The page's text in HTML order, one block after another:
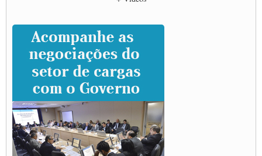
Caminhoneiros prometem paralisação e cobram diálogo com Lula
CNTTL e lideranças de caminhoneiros participam de debate sobre saúde nas
rodovias
Paulinho e Litti debatem política global para transporte rodoviário de cargas na
SUTCRA no Uruguai
Grande Conquista da Categoria transporte de Cargas e Caminhoneiros Autonomos
ENCONTRO INTERNACIONAL EM APOIO A CLASSE TRABALHADORA
DO BRASIL E A ELEIÇÃO 2022
Carta às Brasileiras e aos Brasileiros em Defesa do Estado Democrático de Direito
Paulinho, presidente da CNTTL, faz balanço do 3º Congresso da CNTTL
Caminhoneiros aprovam greve a partir do 1º de novembro